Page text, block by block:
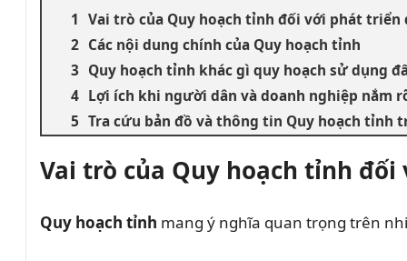
Vai trò của Quy hoạch tỉnh đối với phát triển
Các nội dung chính của Quy hoạch tỉnh
Quy hoạch tỉnh khác gì quy hoạch sử dụng
Lợi ích khi người dân và doanh nghiệp nắm
Tra cứu bản đồ và thông tin Quy hoạch tỉnh
Vai trò của Quy hoạch tỉnh
Quy hoạch tỉnh mang ý nghĩa quan trọng trên